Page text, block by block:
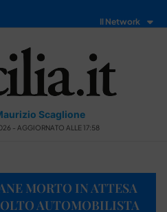
Il Network
Scaglione
- AGGIORNATO ALLE 17:58
MORTO IN ATTESA
AUTOMOBILISTA